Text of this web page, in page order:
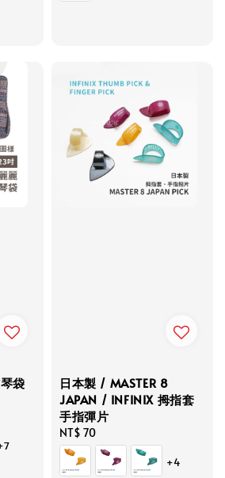
袋
日本製 / MASTER 8
JAPAN / INFINIX 拇指套
手指彈片
Regular
price
NT$ 70
+4